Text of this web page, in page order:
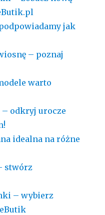
jak
– poznaj
warto
– odkryj urocze
idealna na różne
stwórz
– wybierz